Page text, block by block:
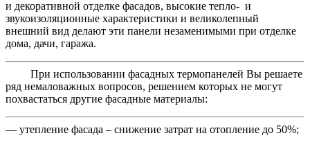
и декоративной отделке фасадов, высокие тепло- и
звукоизоляционные характеристики и великолепный
внешний вид делают эти панели незаменимыми при отделке
дома, дачи, гаража.
При использовании фасадных термопанелей Вы решаете
ряд немаловажных вопросов, решением которых не могут
похвастаться другие фасадные материалы:
— утепление фасада – снижение затрат на отопление до 50%;